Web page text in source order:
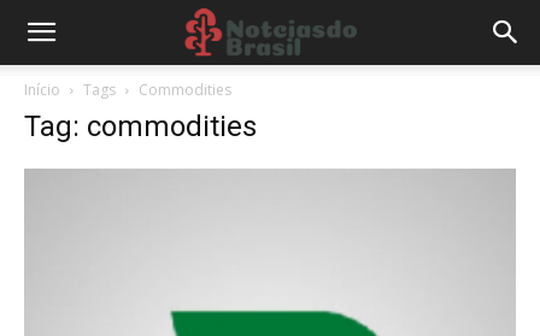
Início Tags Commodities
Tag: commodities